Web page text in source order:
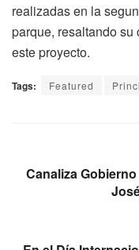
realizadas en la
parque, resaltando
este proyecto.
Tags: Featured
Canaliza